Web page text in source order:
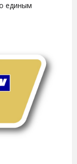
единым